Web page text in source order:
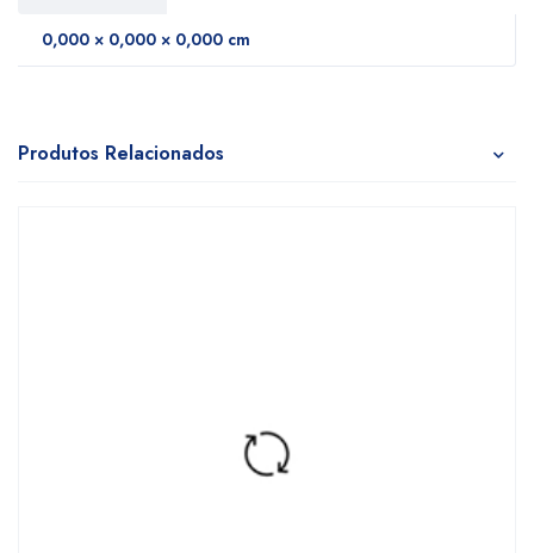
0,000 × 0,000 × 0,000 cm
Produtos Relacionados